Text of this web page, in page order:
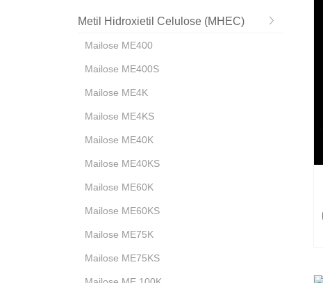
Metil Hidroxietil Celulose (MHEC)
Mailose ME400
Mailose ME400S
Mailose ME4K
Mailose ME4KS
Mailose ME40K
Mailose ME40KS
Mailose ME60K
Mailose ME60KS
Mailose ME75K
Mailose ME75KS